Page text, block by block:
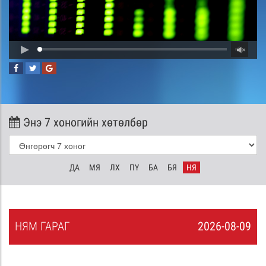
Энэ 7 хоногийн хөтөлбөр
ДА МЯ ЛХ ПҮ БА БЯ НЯ
2026-08-09
НЯМ ГАРАГ